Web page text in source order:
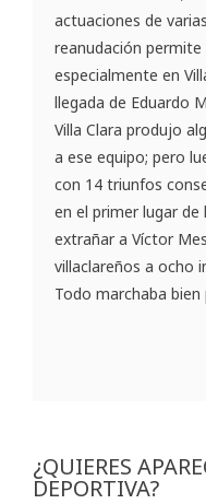
actuaciones de
reanudación
especialmente en
llegada de Eduardo
Villa Clara produjo
a ese equipo; pero
con 14 triunfos
en el primer lugar
extrañar a Víctor
villaclareños a ocho
Todo marchaba bien
¿QUIERES
DEPORTIVA?